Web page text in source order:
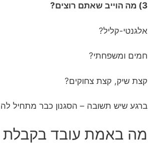
3) מה הוייב שאתם רוצים?
אלגנטי-קליל?
חמים ומשפחתי?
קצת שיק, קצת צחוקים?
ברגע שיש תשובה – הסגנון כבר מתחיל
מה באמת עובד בקבלת